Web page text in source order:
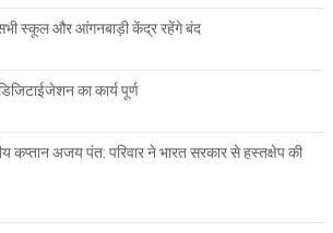
स्कूल और आंगनबाड़ी केंद्र रहेंगे बंद
का कार्य पूर्ण
कप्तान अजय पंत: परिवार ने भारत सरकार से हस्तक्षेप की